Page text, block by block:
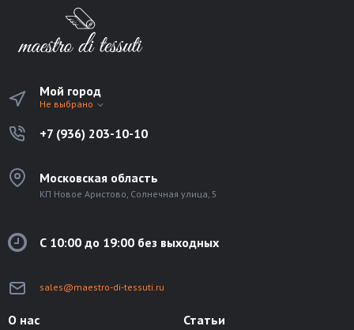
Мой город
Не выбрано
+7 (936) 203-10-10
Московская область
КП Новое Аристово, Солнечная улица, 5
С 10:00 до 19:00 без выходных
sales@maestro-di-tessuti.ru
О нас
Статьи